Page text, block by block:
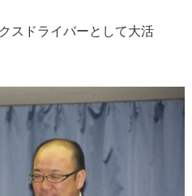
スドライバーとして大活